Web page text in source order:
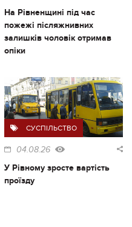
На Рівненщині під час
пожежі післяжнивних
залишків чоловік отримав
опіки
СУСПІЛЬСТВО
04.08.26
У Рівному зросте вартість
проїзду